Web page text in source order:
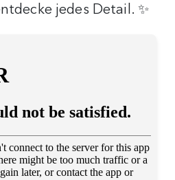
jedes Detail. ✨